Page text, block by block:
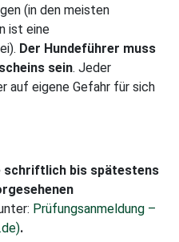
(in den meisten
ist eine
Der Hundeführer muss
sein. Jeder
auf eigene Gefahr für sich
schriftlich bis spätestens
Prüfungsanmeldung –
.